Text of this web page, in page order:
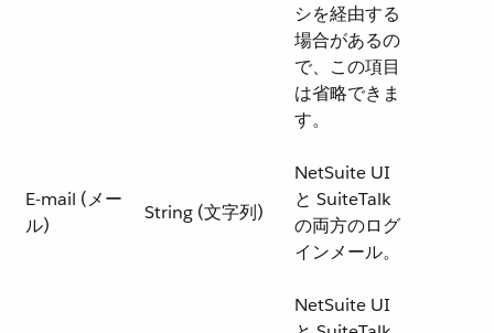
シを経由する
場合があるの
で、この項目
は省略できま
す。
E-mail (メー
ル)
String (文字列)
NetSuite UI
と SuiteTalk
の両方のログ
インメール。
NetSuite UI